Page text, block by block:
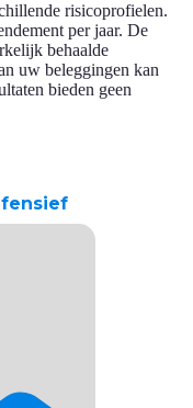
risicoprofielen.
per jaar. De
behaalde
uw beleggingen kan
bieden geen